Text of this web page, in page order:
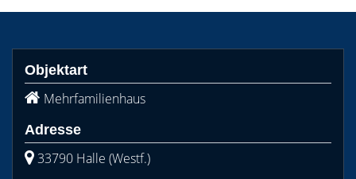
Objektart
Mehrfamilienhaus
Adresse
33790 Halle (Westf.)